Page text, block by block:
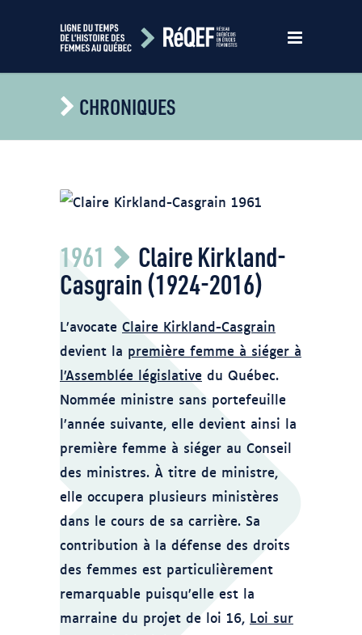
CHRONIQUES
identifié -
https://numerique.banq.qc.ca/patrimoine/details/
docref=toBtFJVGwFAaVU2UyySHcw
1961 Claire Kirkland-
Casgrain (1924-2016)
L’avocate Claire Kirkland-Casgrain
devient la première femme à siéger à
l’Assemblée législative du Québec.
Nommée ministre sans portefeuille
l’année suivante, elle devient ainsi la
première femme à siéger au Conseil
des ministres. À titre de ministre,
elle occupera plusieurs ministères
dans le cours de sa carrière. Sa
contribution à la défense des droits
des femmes est particulièrement
remarquable puisqu’elle est la
marraine du projet de loi 16, Loi sur